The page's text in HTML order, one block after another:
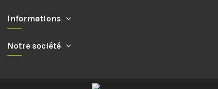
Informations
Notre société